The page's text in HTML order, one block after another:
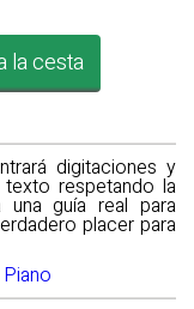
la cesta
digitaciones y
respetando la
una guía real para
placer para